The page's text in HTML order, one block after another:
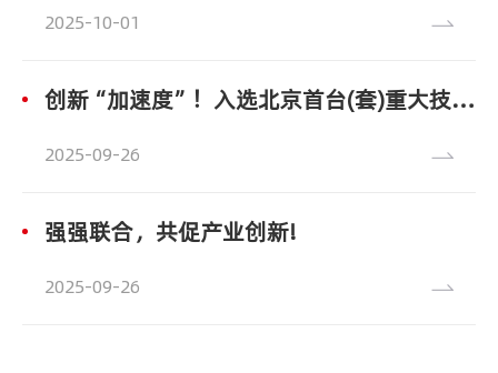
10-01
2025
创新“加速度”！入选北京首台(套)重大技术装备目录!
09-26
2025
强强联合，共促产业创新!
09-26
2025